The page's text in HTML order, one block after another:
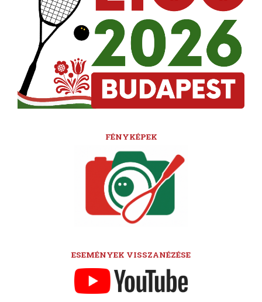
FÉNYKÉPEK
ESEMÉNYEK VISSZANÉZÉSE